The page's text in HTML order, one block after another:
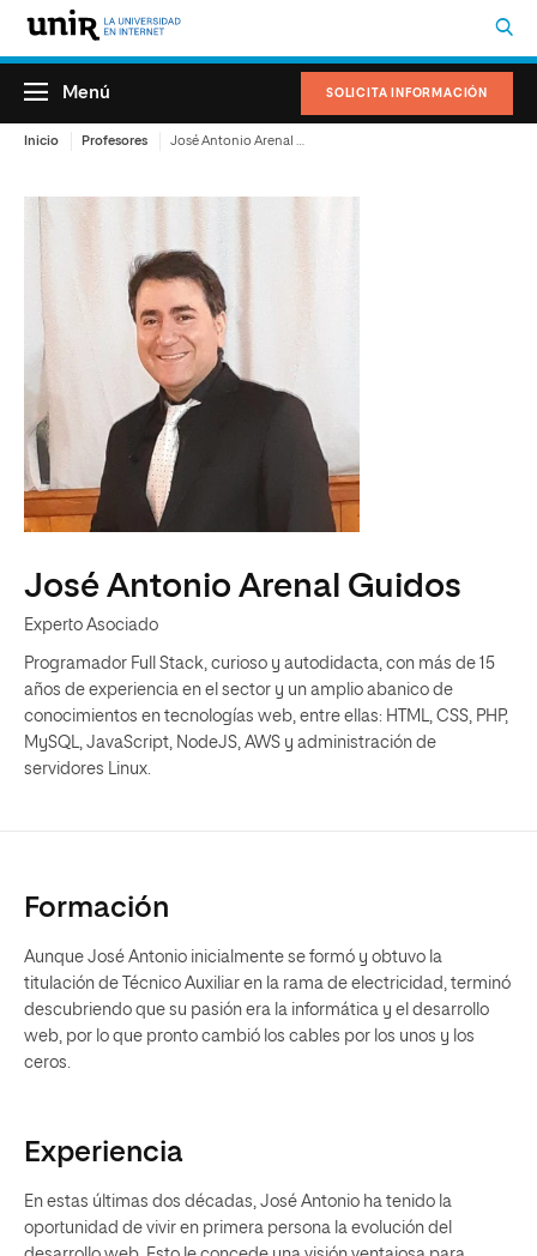
SOLICITA INFORMACIÓN
Menú
Inicio Profesores
José Antonio Arenal Guidos
Experto Asociado
Programador Full Stack, curioso y autodidacta, con más de 15
años de experiencia en el sector y un amplio abanico de
conocimientos en tecnologías web, entre ellas: HTML, CSS, PHP,
MySQL, JavaScript, NodeJS, AWS y administración de
servidores Linux.
Formación
Aunque José Antonio inicialmente se formó y obtuvo la
titulación de Técnico Auxiliar en la rama de electricidad, terminó
descubriendo que su pasión era la informática y el desarrollo
web, por lo que pronto cambió los cables por los unos y los
ceros.
Experiencia
En estas últimas dos décadas, José Antonio ha tenido la
oportunidad de vivir en primera persona la evolución del